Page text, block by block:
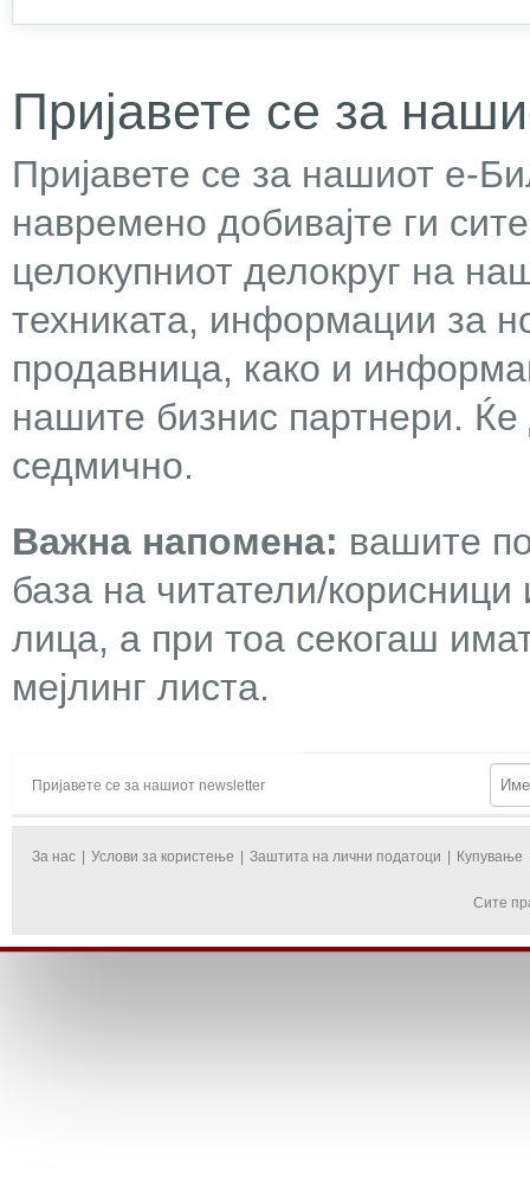
Пријавете се за
Пријавете се за нашиот е-
навремено добивајте ги
целокупниот делокруг на
техниката, информации за
продавница, како и
нашите бизнис партнери.
седмично.
Важна напомена: вашите
база на читатели/
лица, а при тоа секогаш
мејлинг листа.
Пријавете се за нашиот newsletter
За нас Услови за користење Заштита на лични податоци Купување
Сите